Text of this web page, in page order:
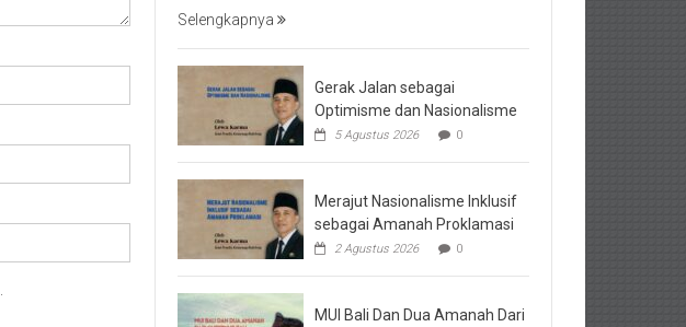
Selengkapnya
Gerak Jalan sebagai
Optimisme dan Nasionalisme
5 Agustus 2026 0
Merajut Nasionalisme Inklusif
sebagai Amanah Proklamasi
2 Agustus 2026 0
MUI Bali Dan Dua Amanah Dari